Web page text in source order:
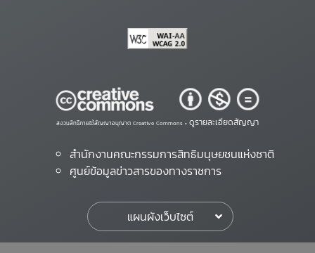
สงวนสิทธิ์ภายใต้สัญญาอนุญาต Creative Commons • ดูรายละเอียดสัญญา
สำนักงานคณะกรรมการสิทธิมนุษยชนแห่งชาติ
ศูนย์ข้อมูลข่าวสารของทางราชการ
แผนผังเว็บไซต์